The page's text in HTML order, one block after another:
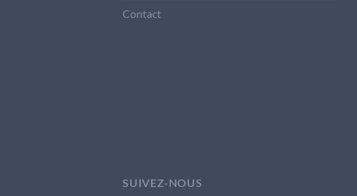
Contact
SUIVEZ-NOUS